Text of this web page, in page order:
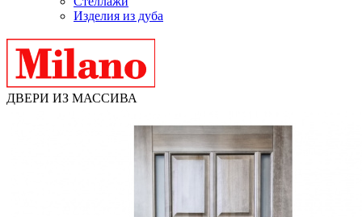
Изделия из дуба
ДВЕРИ ИЗ МАССИВА